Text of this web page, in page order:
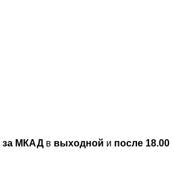
за МКАДв выходной и после 18.00